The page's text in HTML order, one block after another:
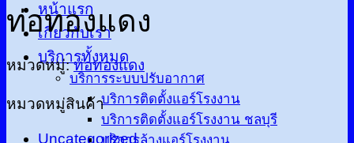
หน้าแรก
เกี่ยวกับเรา
บริการทั้งหมด
บริการระบบปรับอากาศ
บริการติดตั้งแอร์โรงงาน
บริการติดตั้งแอร์โรงงาน ชลบุรี
ท่อทองแดง
หมวดหมู่:ท่อทองแดง
หมวดหมู่สินค้า
Uncategorized